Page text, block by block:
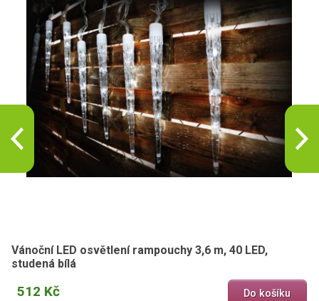
Vánoční LED osvětlení rampouchy 3,6 m, 40 LED,
studená bílá
512 Kč Do košíku